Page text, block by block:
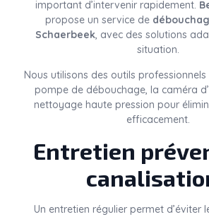
important d’intervenir rapidement.
propose un service de
Schaerbeek, avec des solutions
situation.
Nous utilisons des outils
pompe de débouchage, la caméra
nettoyage haute pression pour
efficacement.
Entretien
Un entretien régulier permet d’éviter